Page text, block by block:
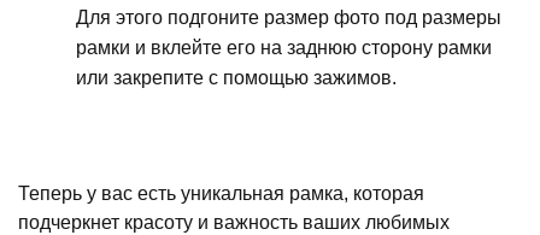
Для этого подгоните размер фото под размеры
рамки и вклейте его на заднюю сторону рамки
или закрепите с помощью зажимов.
Теперь у вас есть уникальная рамка, которая
подчеркнет красоту и важность ваших любимых